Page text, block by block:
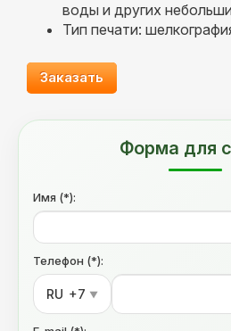
воды и других
Тип печати:
Заказать
Форма для
Имя (*):
Телефон (*):
RU +7 ▼